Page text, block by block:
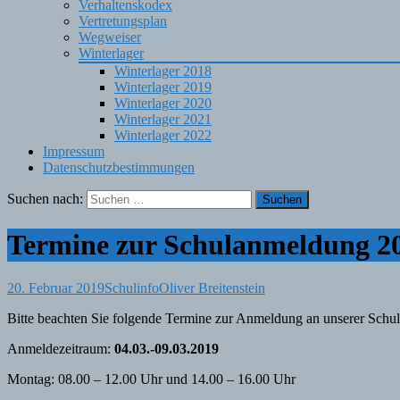
Verhaltenskodex
Vertretungsplan
Wegweiser
Winterlager
Winterlager 2018
Winterlager 2019
Winterlager 2020
Winterlager 2021
Winterlager 2022
Impressum
Datenschutzbestimmungen
Suchen nach:
Termine zur Schulanmeldung
20. Februar 2019SchulinfoOliver Breitenstein
Bitte beachten Sie folgende Termine zur Anmeldung an unserer
Anmeldezeitraum: 04.03.-09.03.2019
Montag: 08.00 – 12.00 Uhr und 14.00 – 16.00 Uhr